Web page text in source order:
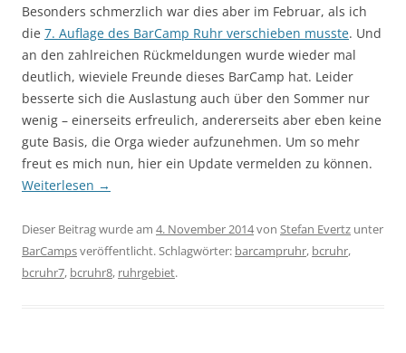
Besonders schmerzlich war dies aber im Februar, als ich
die 7. Auflage des BarCamp Ruhr verschieben musste. Und
an den zahlreichen Rückmeldungen wurde wieder mal
deutlich, wieviele Freunde dieses BarCamp hat. Leider
besserte sich die Auslastung auch über den Sommer nur
wenig – einerseits erfreulich, andererseits aber eben keine
gute Basis, die Orga wieder aufzunehmen. Um so mehr
freut es mich nun, hier ein Update vermelden zu können.
Weiterlesen →
Dieser Beitrag wurde am 4. November 2014von Stefan Evertz unter
BarCampsveröffentlicht. Schlagwörter: barcampruhr, bcruhr,
bcruhr7, bcruhr8, ruhrgebiet.